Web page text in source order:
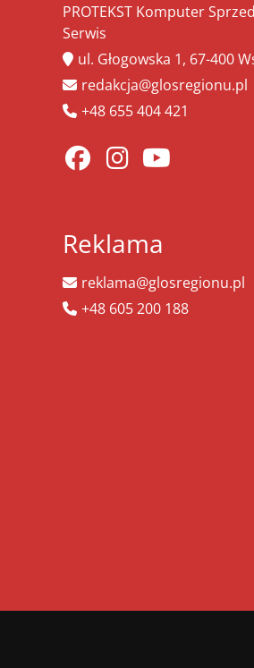
PROTEKST Komputer
Serwis
ul. Głogowska 1, 67-400
redakcja@glosregionu.pl
+48 655 404 421
Reklama
reklama@glosregionu.pl
+48 605 200 188